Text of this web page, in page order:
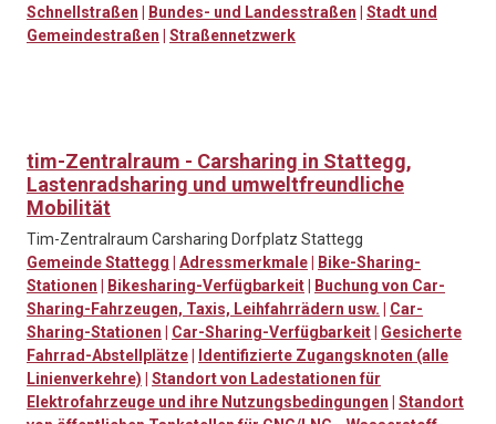
Schnellstraßen
Bundes- und Landesstraßen
Stadt und
Gemeindestraßen
Straßennetzwerk
tim-Zentralraum - Carsharing in Stattegg,
Lastenradsharing und umweltfreundliche
Mobilität
Tim-Zentralraum Carsharing Dorfplatz Stattegg
Gemeinde Stattegg
Adressmerkmale
Bike-Sharing-
Stationen
Bikesharing-Verfügbarkeit
Buchung von Car-
Sharing-Fahrzeugen, Taxis, Leihfahrrädern usw.
Car-
Sharing-Stationen
Car-Sharing-Verfügbarkeit
Gesicherte
Fahrrad-Abstellplätze
Identifizierte Zugangsknoten (alle
Linienverkehre)
Standort von Ladestationen für
Elektrofahrzeuge und ihre Nutzungsbedingungen
Standort